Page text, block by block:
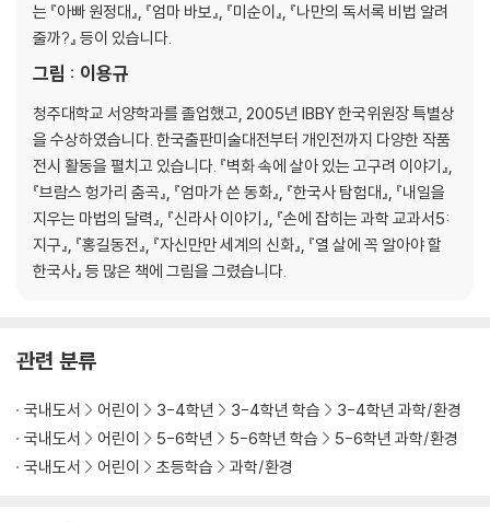
다보탑과 석가탑을 품은 불국사
플러스 리딩_ 도시 전체가 역사 박물관
우주의 원리가 담긴 가야금과 거문고
플러스 리딩_ 음악의 신 우륵과 왕산악
에밀레, 에밀레, 성덕대왕 신종
플러스 리딩_ 부처님의 은혜로운 소리
세계에서 가장 오래된 금속 활자
플러스 리딩_ 직지심체요절을 우리 품으로
외적을 막은 팔만대장경
플러스 리딩_ 팔만대장경을 보관하는 장경판전
플러스 리딩_ 세종대왕과 집현전
3장 국방과 재난 방어
이 나라 굳건하게, 이 백성 안전하게
는 『아빠 원정대』, 『엄마 바보』, 『미순이』, 『나만의 독서록 비법 알려
줄까?』 등이 있습니다.
그림 : 이용규
청주대학교 서양학과를 졸업했고, 2005년 IBBY 한국위원장 특별상
을 수상하였습니다. 한국출판미술대전부터 개인전까지 다양한 작품
전시 활동을 펼치고 있습니다. 『벽화 속에 살아 있는 고구려 이야기』,
『브람스 헝가리 춤곡』, 『엄마가 쓴 동화』, 『한국사 탐험대』, 『내일을
지우는 마법의 달력』, 『신라사 이야기』, 『손에 잡히는 과학 교과서5:
지구』, 『홍길동전』, 『자신만만 세계의 신화』, 『열 살에 꼭 알아야 할
한국사』 등 많은 책에 그림을 그렸습니다.
관련 분류
국내도서 어린이 3-4학년 3-4학년 학습
3-4학년 과학/환경
국내도서
어린이 5-6학년 5-6학년 학습
5-6학년 과학/환경
국내도서
어린이 초등학습 과학/환경